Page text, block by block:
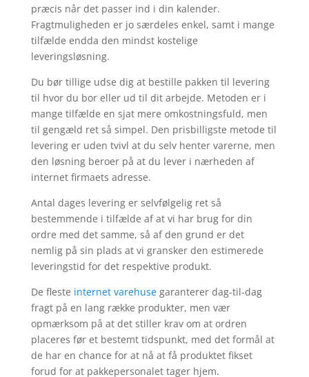
præcis når det passer ind i din kalender.
Fragtmuligheden er jo særdeles enkel, samt i mange
tilfælde endda den mindst kostelige
leveringsløsning.
Du bør tillige udse dig at bestille pakken til levering
til hvor du bor eller ud til dit arbejde. Metoden er i
mange tilfælde en sjat mere omkostningsfuld, men
til gengæld ret så simpel. Den prisbilligste metode til
levering er uden tvivl at du selv henter varerne, men
den løsning beroer på at du lever i nærheden af
internet firmaets adresse.
Antal dages levering er selvfølgelig ret så
bestemmende i tilfælde af at vi har brug for din
ordre med det samme, så af den grund er det
nemlig på sin plads at vi gransker den estimerede
leveringstid for det respektive produkt.
De fleste internet varehusegaranterer dag-til-dag
fragt på en lang række produkter, men vær
opmærksom på at det stiller krav om at ordren
placeres før et bestemt tidspunkt, med det formål at
de har en chance for at nå at få produktet fikset
forud for at pakkepersonalet tager hjem.